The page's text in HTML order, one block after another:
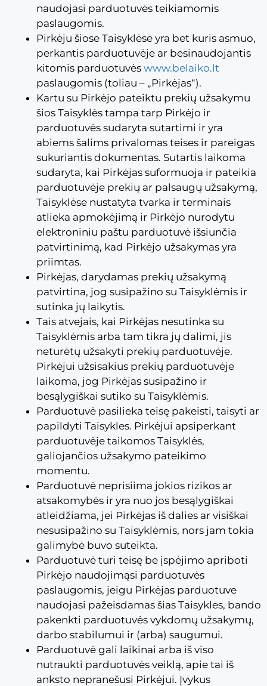
naudojasi parduotuvės teikiamomis
paslaugomis.
Pirkėju šiose Taisyklėse yra bet kuris asmuo,
perkantis parduotuvėje ar besinaudojantis
kitomis parduotuvės www.belaiko.lt
paslaugomis (toliau – „Pirkėjas“).
Kartu su Pirkėjo pateiktu prekių užsakymu
šios Taisyklės tampa tarp Pirkėjo ir
parduotuvės sudaryta sutartimi ir yra
abiems šalims privalomas teises ir pareigas
sukuriantis dokumentas. Sutartis laikoma
sudaryta, kai Pirkėjas suformuoja ir pateikia
parduotuvėje prekių ar palsaugų užsakymą,
Taisyklėse nustatyta tvarka ir terminais
atlieka apmokėjimą ir Pirkėjo nurodytu
elektroniniu paštu parduotuvė išsiunčia
patvirtinimą, kad Pirkėjo užsakymas yra
priimtas.
Pirkėjas, darydamas prekių užsakymą
patvirtina, jog susipažino su Taisyklėmis ir
sutinka jų laikytis.
Tais atvejais, kai Pirkėjas nesutinka su
Taisyklėmis arba tam tikra jų dalimi, jis
neturėtų užsakyti prekių parduotuvėje.
Pirkėjui užsisakius prekių parduotuvėje
laikoma, jog Pirkėjas susipažino ir
besąlygiškai sutiko su Taisyklėmis.
Parduotuvė pasilieka teisę pakeisti, taisyti ar
papildyti Taisykles. Pirkėjui apsiperkant
parduotuvėje taikomos Taisyklės,
galiojančios užsakymo pateikimo
momentu.
Parduotuvė neprisiima jokios rizikos ar
atsakomybės ir yra nuo jos besąlygiškai
atleidžiama, jei Pirkėjas iš dalies ar visiškai
nesusipažino su Taisyklėmis, nors jam tokia
galimybė buvo suteikta.
Parduotuvė turi teisę be įspėjimo apriboti
Pirkėjo naudojimąsi parduotuvės
paslaugomis, jeigu Pirkėjas parduotuve
naudojasi pažeisdamas šias Taisykles, bando
pakenkti parduotuvės vykdomų užsakymų,
darbo stabilumui ir (arba) saugumui.
Parduotuvė gali laikinai arba iš viso
nutraukti parduotuvės veiklą, apie tai iš
anksto nepranešusi Pirkėjui. Įvykus